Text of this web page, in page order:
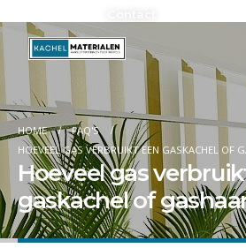
HOME
FAQ'S
HOEVEEL GAS VERBRUIKT EEN GASKACHEL OF
Hoeveel gas
gaskachel of